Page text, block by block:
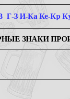
Г-З И-Ка Ке-Кр
ЗНАКИ